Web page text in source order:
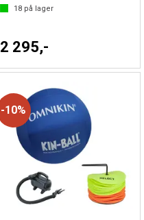
18på lager
2 295,-
10%